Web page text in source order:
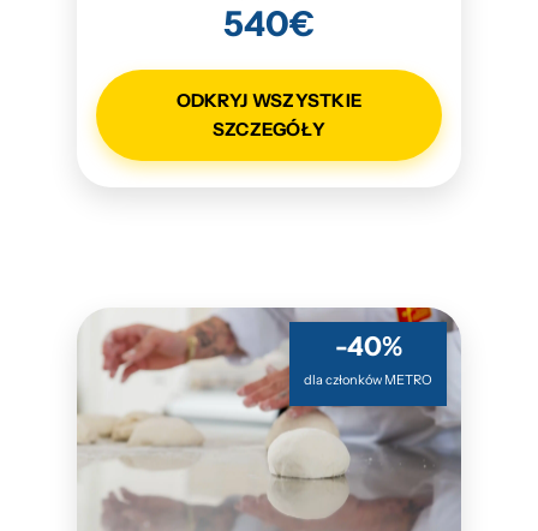
540€
ODKRYJ WSZYSTKIE
SZCZEGÓŁY
-40%
dla członków METRO